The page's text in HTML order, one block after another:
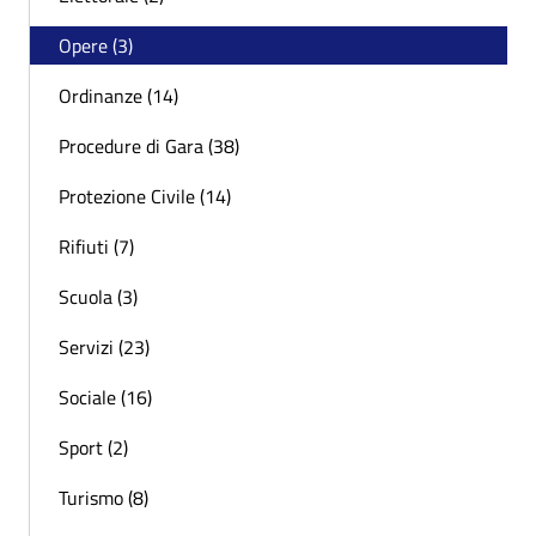
Opere (3)
Ordinanze (14)
Procedure di Gara (38)
Protezione Civile (14)
Rifiuti (7)
Scuola (3)
Servizi (23)
Sociale (16)
Sport (2)
Turismo (8)